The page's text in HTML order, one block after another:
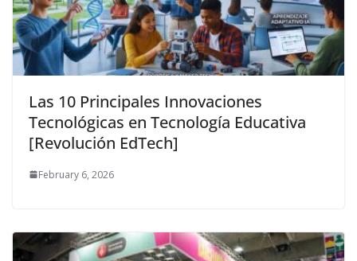
Las 10 Principales Innovaciones
Tecnológicas en Tecnología Educativa
[Revolución EdTech]
February 6, 2026